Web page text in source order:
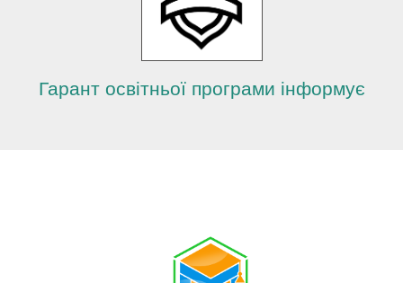
Гарант освітньої програми інформує